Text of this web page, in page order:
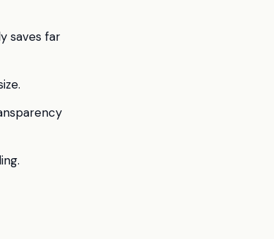
saves far